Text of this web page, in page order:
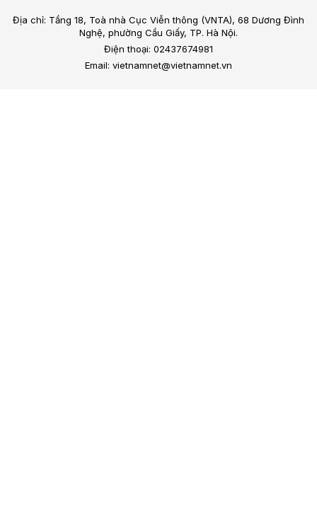
Địa chỉ: Tầng 18, Toà nhà Cục Viễn thông (VNTA), 68 Dương Đình
Nghệ, phường Cầu Giấy, TP. Hà Nội.
Điện thoại: 02437674981
Email: vietnamnet@vietnamnet.vn